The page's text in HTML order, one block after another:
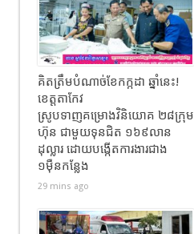
គិតត្រឹមបំណាច់ខែកក្កដា ឆ្នាំនេះ!
ខេត្តតាកែវ
ស្រូបទាញគម្រោងវិនិយោគ ២៨ក្រុម
ហ៊ុន ជាមួយទុនជិត ១៦៩លាន
ដុល្លារ ដោយបង្កើតការងារជាង
១ម៉ឺនកន្លែង
29 mins ago